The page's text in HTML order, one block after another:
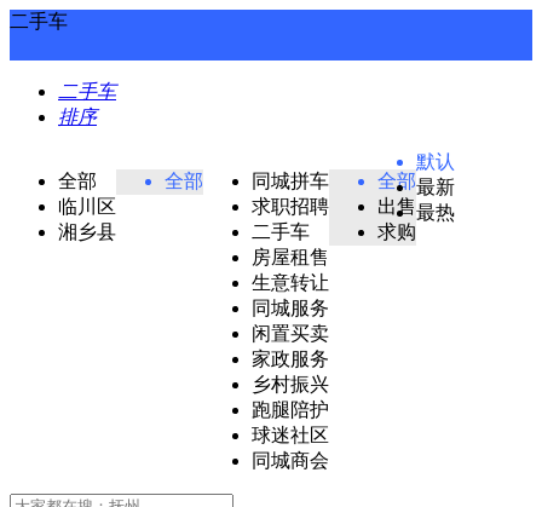
二手车
二手车
排序
全部
临川区
湘乡县
全部
同城拼车
求职招聘
二手车
房屋租售
生意转让
同城服务
闲置买卖
家政服务
乡村振兴
跑腿陪护
球迷社区
同城商会
全部
出售
求购
默认
最新
最热